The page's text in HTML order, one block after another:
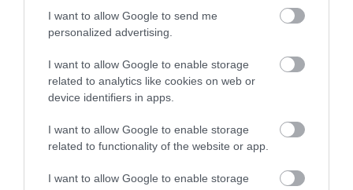
I want to allow Google to send me
personalized advertising.
I want to allow Google to enable storage
related to analytics like cookies on web or
device identifiers in apps.
I want to allow Google to enable storage
related to functionality of the website or app.
I want to allow Google to enable storage
Vierte la mezcla de bizcocho en el molde y
extiende con cuidado para cubrir toda la
ayudarte de la espátula de silicona para este
paso.
Alisa la superficie con ayuda de una rasqueta.
Golpea con suavidad el molde sobre una
superficie de trabajo para asentar la masa y